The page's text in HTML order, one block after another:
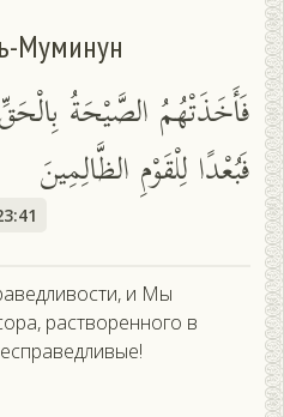
Муминун
فَأَخَذَتْهُمُ الصَّيْحَةُ
فَبُعْدًا لِلْقَوْمِ الظَّالِمِينَ
и Мы
растворенного в